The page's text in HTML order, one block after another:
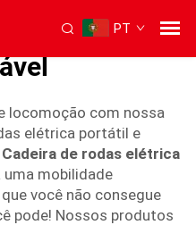
PT
elétrica
locomoção com nossa
elétrica portátil e
Cadeira de rodas elétrica
uma mobilidade
você não consegue
pode! Nossos produtos